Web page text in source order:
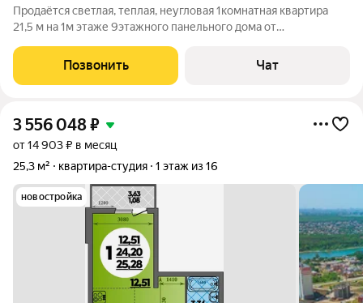
Продаётся светлая, теплая, неугловая 1комнатная квартира
21,5 м на 1м этаже 9этажного панельного дома от
квартира с ремонтом можно сразу заезжать и жить, либо
сдавать в аренду. Один хозяин, в
Позвонить Чат
3 556 048₽
от 14 903 ₽ в месяц
25,3 м²
квартира-студия 1 этаж из 16
новостройка